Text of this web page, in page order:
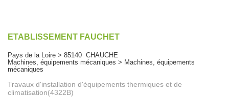
ETABLISSEMENT FAUCHET
Pays de la Loire > 85140 CHAUCHE
Machines, équipements mécaniques > Machines, équipements
mécaniques
Travaux d'installation d'équipements thermiques et de
climatisation(4322B)